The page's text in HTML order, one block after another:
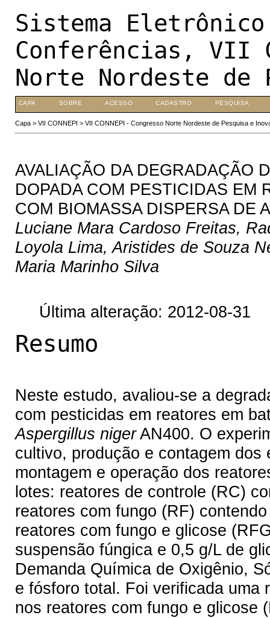
Sistema
Conferências, VII
Norte Nordeste de
CAPA SOBRE ACESSO CADASTRO PESQUISA
Capa> VII CONNEPI > VII CONNEPI - Congresso Norte Nordeste de Pesquisa e
AVALIAÇÃO DA DEGRADAÇÃO
DOPADA COM PESTICIDAS EM
COM BIOMASSA DISPERSA DE
Luciane Mara Cardoso Freitas,
Loyola Lima, Aristides de Souza
Maria Marinho Silva
Última alteração: 2012-08-31
Resumo
Neste estudo, avaliou-se a
com pesticidas em reatores em
Aspergillus nigerAN400. O
cultivo, produção e contagem
montagem e operação dos
lotes: reatores de controle (RC)
reatores com fungo (RF)
reatores com fungo e glicose
suspensão fúngica e 0,5 g/L de
Demanda Química de Oxigênio,
e fósforo total. Foi verificada uma
nos reatores com fungo e glicose